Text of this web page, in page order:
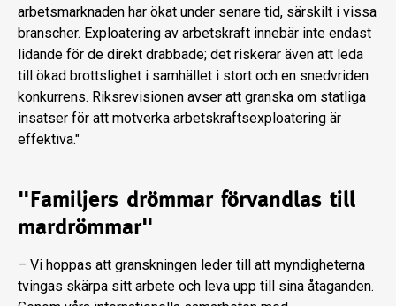
arbetsmarknaden har ökat under senare tid, särskilt i vissa
branscher. Exploatering av arbetskraft innebär inte endast
lidande för de direkt drabbade; det riskerar även att leda
till ökad brottslighet i samhället i stort och en snedvriden
konkurrens. Riksrevisionen avser att granska om statliga
insatser för att motverka arbetskraftsexploatering är
effektiva."
"Familjers drömmar förvandlas till
mardrömmar"
– Vi hoppas att granskningen leder till att myndigheterna
tvingas skärpa sitt arbete och leva upp till sina åtaganden.